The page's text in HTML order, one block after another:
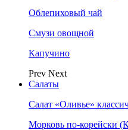
Облепиховый чай
Смузи овощной
Капучино
Prev Next
Салаты
Салат «Оливье»
Морковь по-корейски